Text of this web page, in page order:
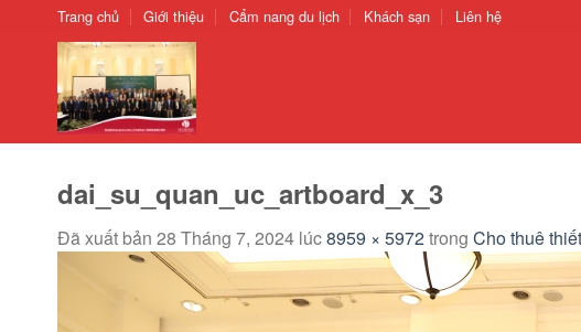
ChuyểnTrang chủ Giới thiệu Cẩm nang du lịch Khách sạn Liên hệ
dai_su_quan_uc_artboard_x_3
Đã xuất bản 28 Tháng 7, 2024 lúc8959 × 5972trong Cho thuê